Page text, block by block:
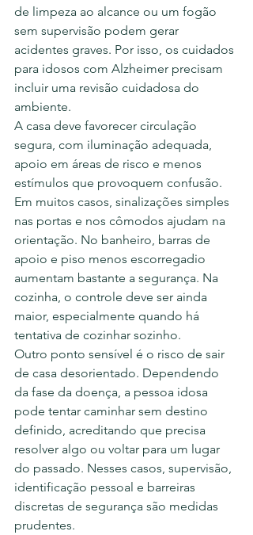
de limpeza ao alcance ou um fogão
sem supervisão podem gerar
acidentes graves. Por isso, os cuidados
para idosos com Alzheimer precisam
incluir uma revisão cuidadosa do
ambiente.
A casa deve favorecer circulação
segura, com iluminação adequada,
apoio em áreas de risco e menos
estímulos que provoquem confusão.
Em muitos casos, sinalizações simples
nas portas e nos cômodos ajudam na
orientação. No banheiro, barras de
apoio e piso menos escorregadio
aumentam bastante a segurança. Na
cozinha, o controle deve ser ainda
maior, especialmente quando há
tentativa de cozinhar sozinho.
Outro ponto sensível é o risco de sair
de casa desorientado. Dependendo
da fase da doença, a pessoa idosa
pode tentar caminhar sem destino
definido, acreditando que precisa
resolver algo ou voltar para um lugar
do passado. Nesses casos, supervisão,
identificação pessoal e barreiras
discretas de segurança são medidas
prudentes.